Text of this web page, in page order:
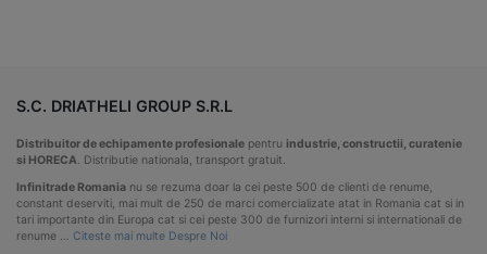
S.C. DRIATHELI GROUP S.R.L
Distribuitor de echipamente profesionale pentru industrie, constructii, curatenie
si HORECA. Distributie nationala, transport gratuit.
Infinitrade Romania nu se rezuma doar la cei peste 500 de clienti de renume,
constant deserviti, mai mult de 250 de marci comercializate atat in Romania cat si in
tari importante din Europa cat si cei peste 300 de furnizori interni si internationali de
renume … Citeste mai multe Despre Noi